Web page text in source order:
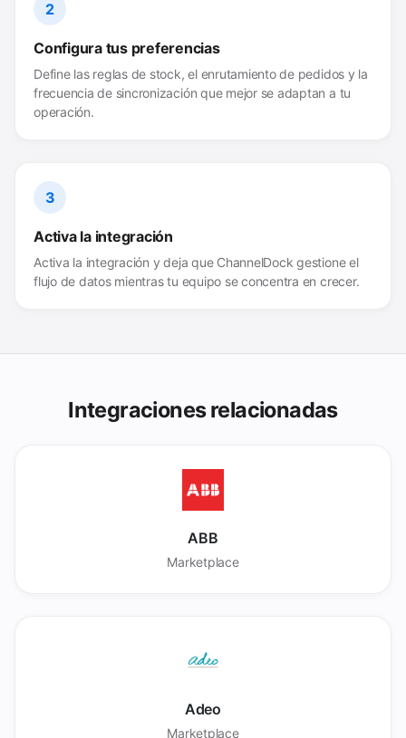
2
Configura tus preferencias
Define las reglas de stock, el enrutamiento de pedidos y la
frecuencia de sincronización que mejor se adaptan a tu
operación.
3
Activa la integración
Activa la integración y deja que ChannelDock gestione el
flujo de datos mientras tu equipo se concentra en crecer.
Integraciones relacionadas
ABB
Marketplace
Adeo
Marketplace